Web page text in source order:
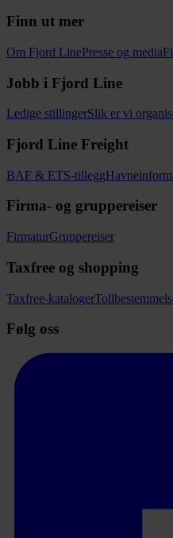
Finn ut mer
Om Fjord LinePresse og media
Jobb i Fjord Line
Ledige stillingerSlik er vi
Fjord Line Freight
BAF & ETS-tillegg
Firma- og gruppereiser
FirmaturGruppereiser
Taxfree og shopping
Taxfree-kataloger
Følg oss